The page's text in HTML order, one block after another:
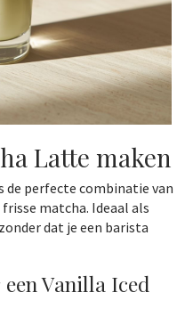
Latte maken
de perfecte combinatie van
matcha. Ideaal als
dat je een barista
Vanilla Iced